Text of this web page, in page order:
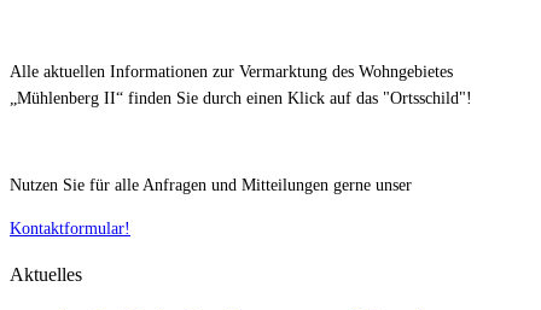
Alle aktuellen Informationen zur Vermarktung des Wohngebietes
„Mühlenberg II“ finden Sie durch einen Klick auf das "Ortsschild"!
Nutzen Sie für alle Anfragen und Mitteilungen gerne unser
Kontaktformular!
Aktuelles